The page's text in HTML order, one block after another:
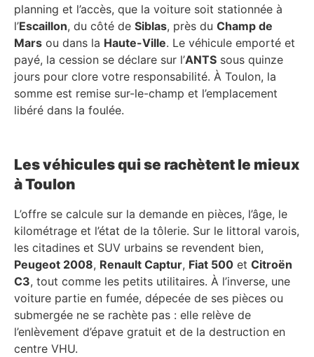
planning et l’accès, que la voiture soit stationnée à
l’Escaillon, du côté de Siblas, près du Champ de
Mars ou dans la Haute-Ville. Le véhicule emporté et
payé, la cession se déclare sur l’ANTS sous quinze
jours pour clore votre responsabilité. À Toulon, la
somme est remise sur-le-champ et l’emplacement
libéré dans la foulée.
Les véhicules qui se rachètent le mieux
à Toulon
L’offre se calcule sur la demande en pièces, l’âge, le
kilométrage et l’état de la tôlerie. Sur le littoral varois,
les citadines et SUV urbains se revendent bien,
Peugeot 2008, Renault Captur, Fiat 500 et Citroën
C3, tout comme les petits utilitaires. À l’inverse, une
voiture partie en fumée, dépecée de ses pièces ou
submergée ne se rachète pas : elle relève de
l’enlèvement d’épave gratuit et de la destruction en
centre VHU.